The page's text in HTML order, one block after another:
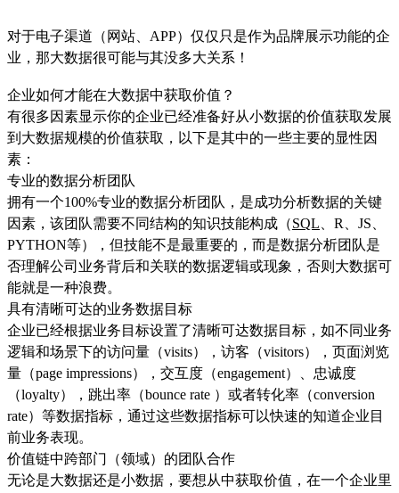
对于电子渠道（网站、APP）仅仅只是作为品牌展示功能的企
业，那大数据很可能与其没多大关系！
企业如何才能在大数据中获取价值？
有很多因素显示你的企业已经准备好从小数据的价值获取发展
到大数据规模的价值获取，以下是其中的一些主要的显性因
素：
专业的数据分析团队
拥有一个100%专业的数据分析团队，是成功分析数据的关键
因素，该团队需要不同结构的知识技能构成（SQL 、R、JS、
PYTHON等），但技能不是最重要的，而是数据分析团队是
否理解公司业务背后和关联的数据逻辑或现象，否则大数据可
能就是一种浪费。
具有清晰可达的业务数据目标
企业已经根据业务目标设置了清晰可达数据目标，如不同业务
逻辑和场景下的访问量（visits），访客（visitors），页面浏览
量（page impressions），交互度（engagement）、忠诚度
（loyalty），跳出率（bounce rate ）或者转化率（conversion
rate）等数据指标，通过这些数据指标可以快速的知道企业目
前业务表现。
价值链中跨部门（领域）的团队合作
无论是大数据还是小数据，要想从中获取价值，在一个企业里